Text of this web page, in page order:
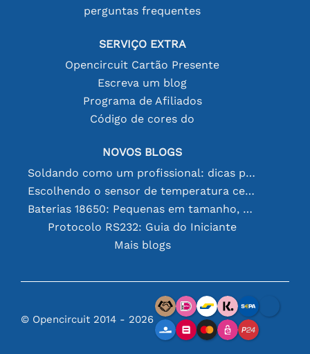
perguntas frequentes
SERVIÇO EXTRA
Opencircuit Cartão Presente
Escreva um blog
Programa de Afiliados
Código de cores do
NOVOS BLOGS
Soldando como um profissional: dicas para conexões eletrônicas perfeitas
Escolhendo o sensor de temperatura certo [youtube]
Baterias 18650: Pequenas em tamanho, grandes em desempenho
Protocolo RS232: Guia do Iniciante
Mais blogs
© Opencircuit 2014 - 2026